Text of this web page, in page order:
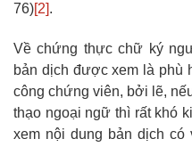
76)[2].
Về chứng thực chữ ký
bản dịch được xem là phù
công chứng viên, bởi lẽ,
thạo ngoại ngữ thì rất khó
xem nội dung bản dịch có